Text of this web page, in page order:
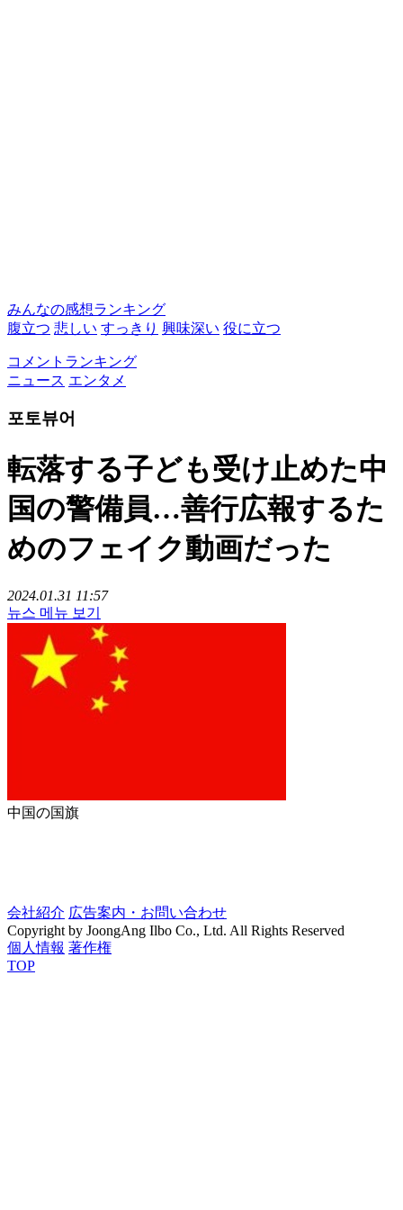
みんなの感想ランキング
腹立つ 悲しい すっきり 興味深い 役に立つ
コメントランキング
ニュース エンタメ
포토뷰어
転落する子ども受け止めた中
国の警備員…善行広報するた
めのフェイク動画だった
2024.01.31 11:57
뉴스 메뉴 보기
中国の国旗
会社紹介 広告案内・お問い合わせ
Copyright by JoongAng Ilbo Co., Ltd. All Rights Reserved
個人情報 著作権
TOP